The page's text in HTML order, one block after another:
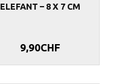
ELEFANT – 8 X 7 CM
9,90CHF